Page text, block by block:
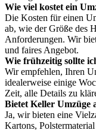
Wie viel kostet ein
Die Kosten für einen
ab, wie der Größe des
Anforderungen. Wir
und faires Angebot.
Wie frühzeitig sollte
Wir empfehlen, Ihren
idealerweise einige
Zeit, alle Details zu
Bietet Keller Umzüge
Ja, wir bieten eine
Kartons,